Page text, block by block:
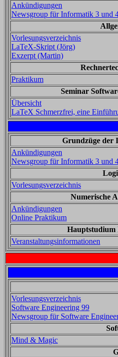
Ankündigungen
Newsgroup für Informatik 3 und
Vorlesungsverzeichnis
LaTeX-Skript (Jörg)
Exzerpt (Martin)
Praktikum
Seminar
Übersicht
LaTeX Schmerzfrei, eine
Grundzüge der
Ankündigungen
Newsgroup für Informatik 3 und
Vorlesungsverzeichnis
Numerische
Ankündigungen
Online Praktikum
Veranstaltungsinformationen
Vorlesungsverzeichnis
Software Engineering 99
Newsgroup für Software
Mind & Magic